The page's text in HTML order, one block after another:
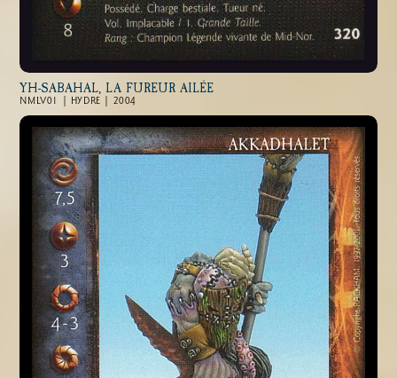
YH-SABAHAL, LA FUREUR AILÉE
NMLV01 | HYDRE | 2004